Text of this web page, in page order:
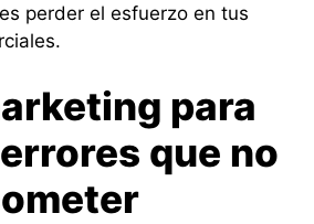
perder el esfuerzo en tus
para
que no